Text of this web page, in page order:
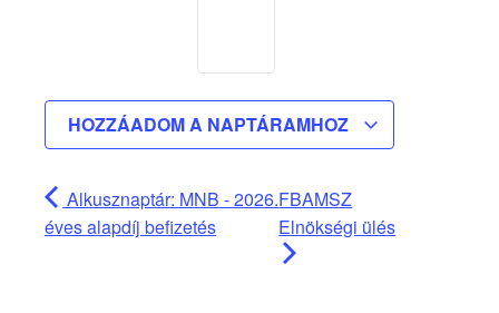
HOZZÁADOM A NAPTÁRAMHOZ
Alkusznaptár: MNB - 2026.
éves alapdíj befizetés
FBAMSZ
Elnökségi ülés